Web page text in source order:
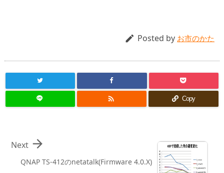
 Posted by お市のかた
 Copy
QNAP TS-412のnetatalk(Firmware 4.0.X)

Next